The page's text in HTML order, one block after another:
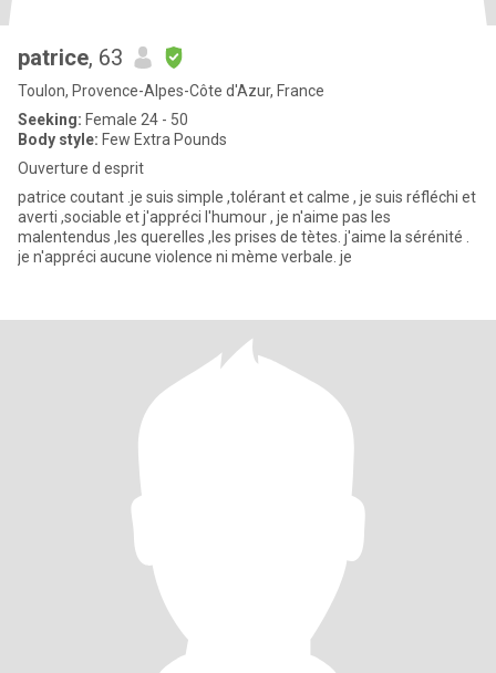
patrice, 63
Toulon, Provence-Alpes-Côte d'Azur, France
Seeking: Female 24 - 50
Body style: Few Extra Pounds
Ouverture d esprit
patrice coutant .je suis simple ,tolérant et calme , je suis réfléchi et
averti ,sociable et j'appréci l'humour , je n'aime pas les
malentendus ,les querelles ,les prises de tètes. j'aime la sérénité .
je n'appréci aucune violence ni mème verbale. je